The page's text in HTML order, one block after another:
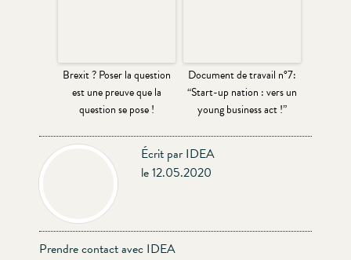
Brexit ? Poser la question
est une preuve que la
question se pose !
Document de travail n°7:
“Start-up nation : vers un
young business act !”
Écrit par IDEA
le 12.05.2020
Prendre contact avec IDEA